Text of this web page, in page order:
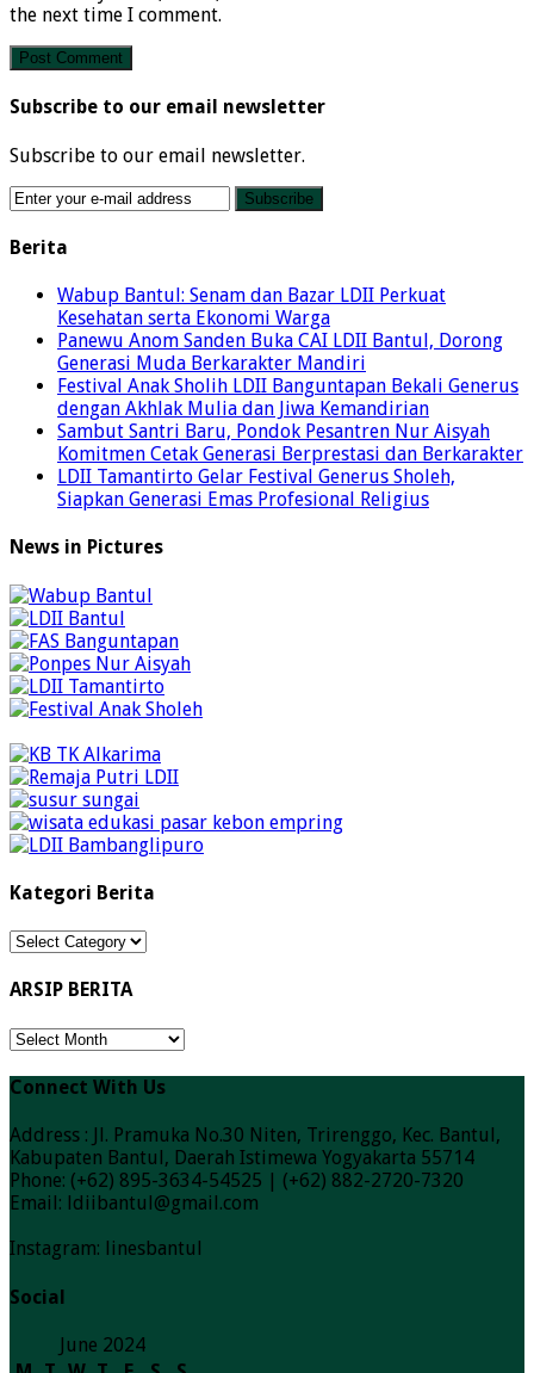
the next time I comment.
Subscribe to our email newsletter
Subscribe to our email newsletter.
Berita
Wabup Bantul: Senam dan Bazar LDII Perkuat
Kesehatan serta Ekonomi Warga
Panewu Anom Sanden Buka CAI LDII Bantul, Dorong
Generasi Muda Berkarakter Mandiri
Festival Anak Sholih LDII Banguntapan Bekali Generus
dengan Akhlak Mulia dan Jiwa Kemandirian
Sambut Santri Baru, Pondok Pesantren Nur Aisyah
Komitmen Cetak Generasi Berprestasi dan Berkarakter
LDII Tamantirto Gelar Festival Generus Sholeh,
Siapkan Generasi Emas Profesional Religius
News in Pictures
Kategori Berita
Kategori
ARSIP BERITA
ARSIP
Connect With Us
Address : Jl. Pramuka No.30 Niten, Trirenggo, Kec. Bantul,
Kabupaten Bantul, Daerah Istimewa Yogyakarta 55714
Phone: (+62) 895-3634-54525 | (+62) 882-2720-7320
Email: ldiibantul@gmail.com
Instagram: linesbantul
Social
June 2024